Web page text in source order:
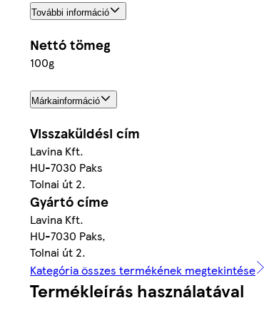
További információ
Nettó tömeg
100g
Márkainformáció
Visszaküldési cím
Lavina Kft.
HU-7030 Paks
Tolnai út 2.
Gyártó címe
Lavina Kft.
HU-7030 Paks,
Tolnai út 2.
Kategória összes termékének megtekintése
Termékleírás használatával